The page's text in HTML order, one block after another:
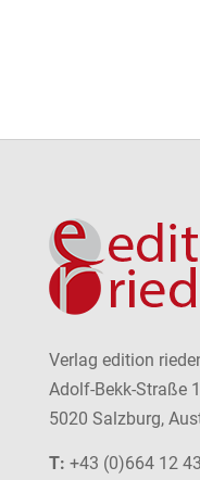
Verlag edition
Adolf-Bekk-Straße
5020 Salzburg,
T: +43 (0)664 12